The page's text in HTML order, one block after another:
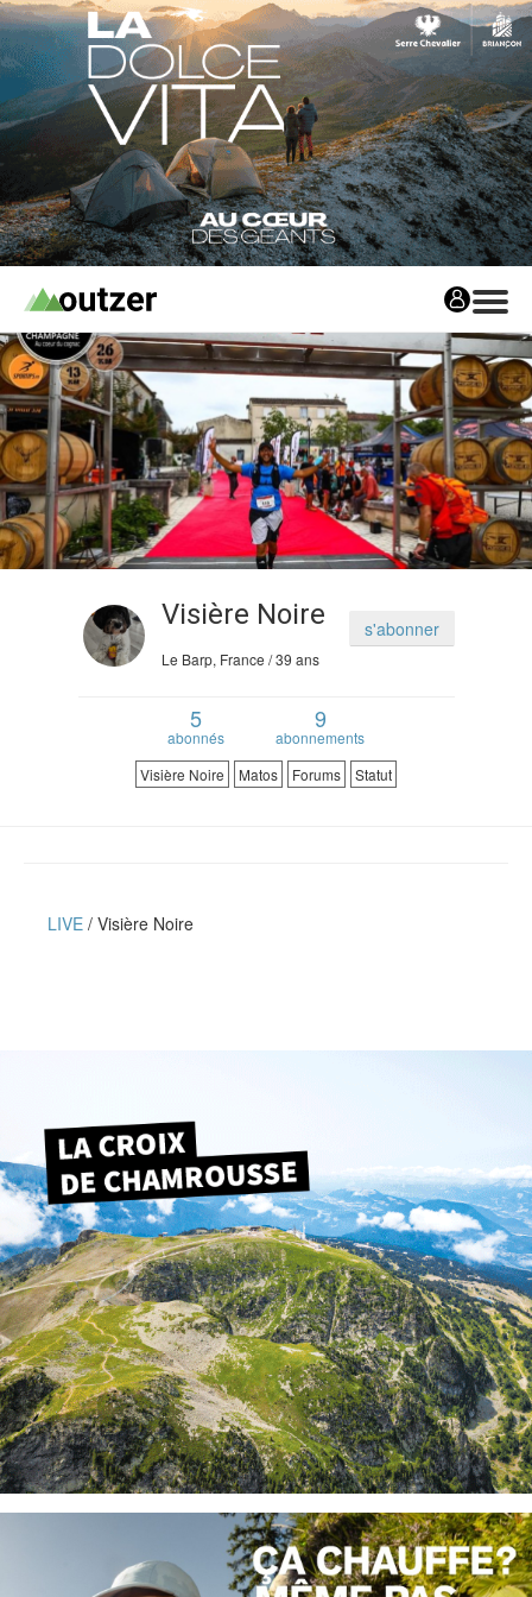
Avis matos
Les avis matos
Tests Privés
Tests Privés
Les Tests Privés
Verdict des testeurs
Visière Noire s'abonner
Le Barp, France / 39 ans
5
abonnés
9
abonnements
Visière Noire
Matos Forums Statut
LIVE Visière Noire